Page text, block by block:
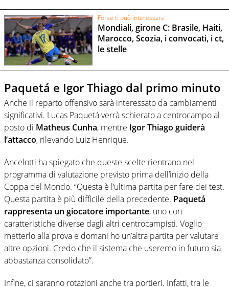
Forse ti può interessare
Mondiali, girone C: Brasile, Haiti,
Marocco, Scozia, i convocati, i ct,
le stelle
Paquetá e Igor Thiago dal primo minuto
Anche il reparto offensivo sarà interessato da cambiamenti
significativi. Lucas Paquetá verrà schierato a centrocampo al
posto di Matheus Cunha, mentre Igor Thiago guiderà
l’attacco, rilevando Luiz Henrique.
Ancelotti ha spiegato che queste scelte rientrano nel
programma di valutazione previsto prima dell’inizio della
Coppa del Mondo. “Questa è l’ultima partita per fare dei test.
Questa partita è più difficile della precedente. Paquetá
rappresenta un giocatore importante, uno con
caratteristiche diverse dagli altri centrocampisti. Voglio
metterlo alla prova e domani ho un’altra partita per valutare
altre opzioni. Credo che il sistema che useremo in futuro sia
abbastanza consolidato”.
Infine, ci saranno rotazioni anche tra portieri. Infatti, tra le